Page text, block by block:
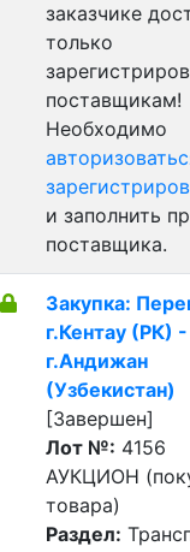
заказчике
только
поставщикам!
Необходимо
и заполнить
поставщика.
Закупка:
г.Кентау (РК) -
г.Андижан
(Узбекистан)
[Завершен]
Лот №: 4156
АУКЦИОН
товара)
Раздел: